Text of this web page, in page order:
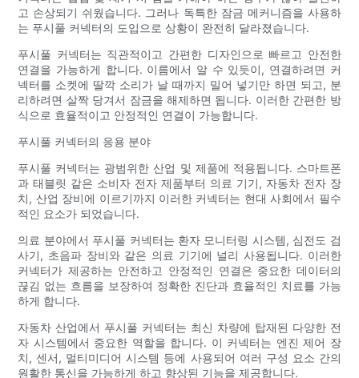
고 손상되기 쉬웠습니다. 그러나 독특한 잠금 메커니즘을 사용하
는 푸시풀 커넥터의 도입으로 상황이 완전히 달라졌습니다.
푸시풀 커넥터는 직관적이고 간편한 디자인으로 빠르고 안전한
연결을 가능하게 합니다. 이름에서 알 수 있듯이, 연결하려면 커
넥터를 소켓에 딸깍 소리가 날 때까지 밀어 넣기만 하면 되고, 분
리하려면 살짝 당겨서 잠금을 해제하면 됩니다. 이러한 간편한 방
식으로 효율적이고 안정적인 연결이 가능합니다.
푸시풀 커넥터의 응용 분야
푸시풀 커넥터는 광범위한 산업 및 제품에 적용됩니다. 스마트폰
과 태블릿 같은 소비자 전자 제품부터 의료 기기, 자동차 전자 장
치, 산업 장비에 이르기까지 이러한 커넥터는 현대 사회에서 필수
적인 요소가 되었습니다.
의료 분야에서 푸시풀 커넥터는 환자 모니터링 시스템, 심전도 검
사기, 초음파 장비와 같은 의료 기기에 널리 사용됩니다. 이러한
커넥터가 제공하는 안전하고 안정적인 연결은 중요한 데이터의
끊김 없는 흐름을 보장하여 정확한 진단과 효율적인 치료를 가능
하게 합니다.
자동차 산업에서 푸시풀 커넥터는 최신 차량에 탑재된 다양한 전
자 시스템에서 중요한 역할을 합니다. 이 커넥터는 엔진 제어 장
치, 센서, 멀티미디어 시스템 등에 사용되어 여러 구성 요소 간의
원활한 통신을 가능하게 하고 향상된 기능을 제공합니다.